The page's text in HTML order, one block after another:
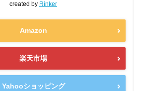
created by Rinker
Amazon
楽天市場
Yahooショッピング